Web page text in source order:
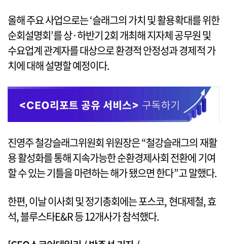
올해 주요 사업으로는 ‘슬래그의 가치 및 활용확대를 위한
순회설명회’를 상·하반기 2회 개최해 지자체 공무원 및
수요업계 관계자를 대상으로 환경적 안정성과 경제적 가
치에 대해 설명할 예정이다.
진영주 철강슬래그위원회 위원장은 “철강슬래그의 재활
용 활성화를 통해 지속가능한 순환경제사회 전환에 기여
할 수 있는 기틀을 마련하는 해가 됐으면 한다”고 말했다.
한편, 이날 이사회 및 정기총회에는 포스코, 현대제철, 효
석, 블루스타E&R 등 12개사가 참석했다.